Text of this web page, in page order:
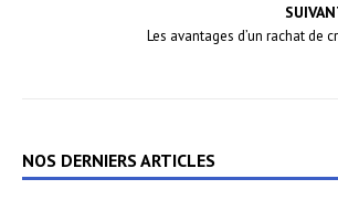
Les avantages d’un rachat de
NOS DERNIERS ARTICLES